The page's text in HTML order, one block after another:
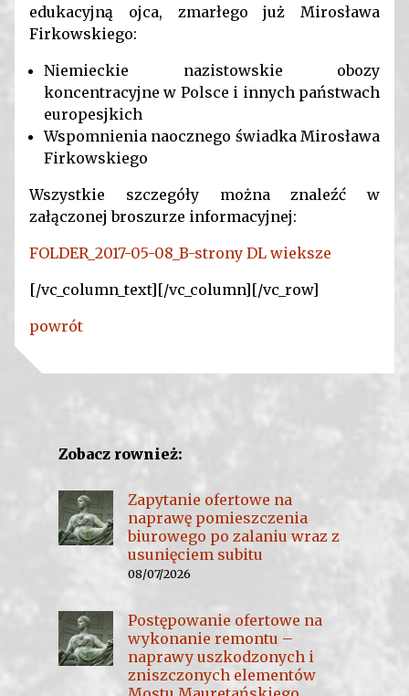
edukacyjną ojca, zmarłego już Mirosława
Firkowskiego:
Niemieckie nazistowskie obozy
koncentracyjne w Polsce i innych państwach
europesjkich
Wspomnienia naocznego świadka Mirosława
Firkowskiego
Wszystkie szczegóły można znaleźć w
załączonej broszurze informacyjnej:
FOLDER_2017-05-08_B-strony DL wieksze
[/vc_column_text][/vc_column][/vc_row]
powrót
Zobacz rownież:
Zapytanie ofertowe na
naprawę pomieszczenia
biurowego po zalaniu wraz z
usunięciem subitu
08/07/2026
Postępowanie ofertowe na
wykonanie remontu –
naprawy uszkodzonych i
zniszczonych elementów